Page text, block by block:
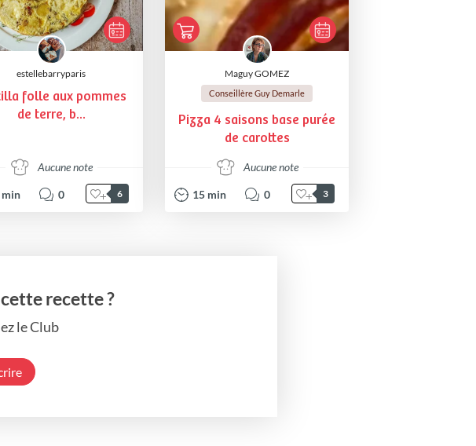
estellebarryparis
folle aux pommes
de terre, b...
Aucune note
min 0 6
Maguy GOMEZ
Conseillère Guy Demarle
Pizza 4 saisons base purée
de carottes
Aucune note
15 min 0 3
recette ?
le Club